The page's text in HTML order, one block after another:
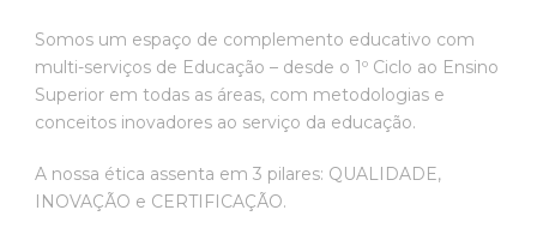
Somos um espaço de complemento educativo com
multi-serviços de Educação – desde o 1º Ciclo ao Ensino
Superior em todas as áreas, com metodologias e
conceitos inovadores ao serviço da educação.
A nossa ética assenta em 3 pilares: QUALIDADE,
INOVAÇÃO e CERTIFICAÇÃO.